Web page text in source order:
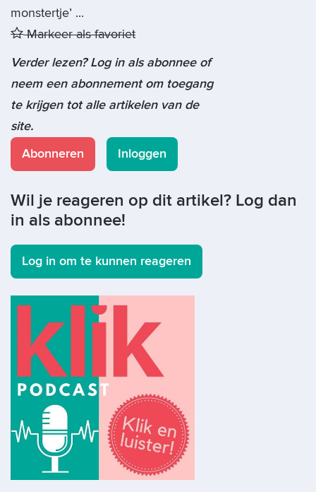
monstertje’ ...
Markeer als favoriet
Verder lezen? Log in als abonnee of
neem een abonnement om toegang
te krijgen tot alle artikelen van de
site.
Abonneren
Inloggen
Wil je reageren op dit artikel? Log dan
in als abonnee!
Log in om te kunnen reageren